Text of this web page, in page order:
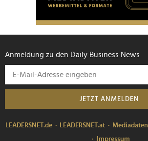
Anmeldung zu den Daily Business News
JETZT ANMELDEN
LEADERSNET.de LEADERSNET.at Mediadaten
Impressum